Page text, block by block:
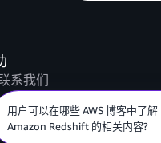
系我们
交支持工单
AWS re:Post
用户可以在哪些 AWS 博客中了解
Amazon Redshift 的相关内容?